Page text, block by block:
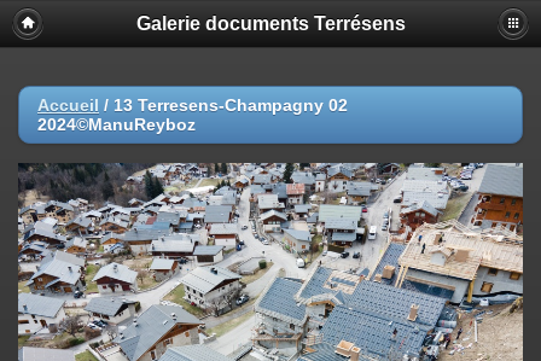
Galerie documents Terrésens
Accueil / 13 Terresens-Champagny 02
2024©ManuReyboz